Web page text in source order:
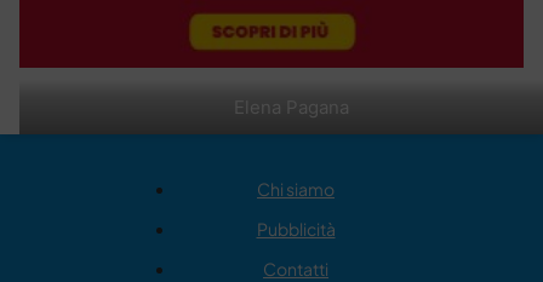
Elena Pagana
Chi siamo
Pubblicità
Contatti